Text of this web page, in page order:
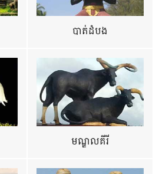
បាត់ដំបង
មណ្ឌលគីរី